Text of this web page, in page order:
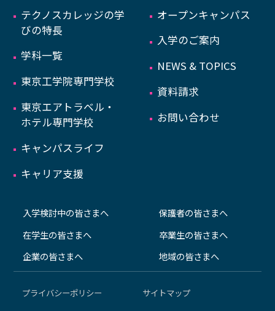
テクノスカレッジの学
びの特長
学科一覧
東京工学院専門学校
東京エアトラベル・
ホテル専門学校
キャンパスライフ
キャリア支援
オープンキャンパス
入学のご案内
NEWS & TOPICS
資料請求
お問い合わせ
入学検討中の皆さまへ
在学生の皆さまへ
企業の皆さまへ
保護者の皆さまへ
卒業生の皆さまへ
地域の皆さまへ
プライバシーポリシー サイトマップ